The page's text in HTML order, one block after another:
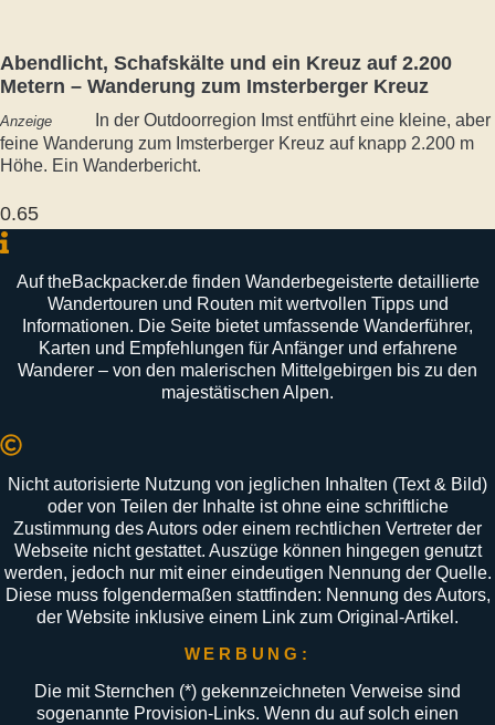
Abendlicht, Schafskälte und ein Kreuz auf 2.200
Metern – Wanderung zum Imsterberger Kreuz
Anzeige
In der Outdoorregion Imst entführt eine kleine, aber
feine Wanderung zum Imsterberger Kreuz auf knapp 2.200 m
Höhe. Ein Wanderbericht.
Auf theBackpacker.de finden Wanderbegeisterte detaillierte
Wandertouren und Routen mit wertvollen Tipps und
Informationen. Die Seite bietet umfassende Wanderführer,
Karten und Empfehlungen für Anfänger und erfahrene
Wanderer – von den malerischen Mittelgebirgen bis zu den
majestätischen Alpen.
Nicht autorisierte Nutzung von jeglichen Inhalten (Text & Bild)
oder von Teilen der Inhalte ist ohne eine schriftliche
Zustimmung des Autors oder einem rechtlichen Vertreter der
Webseite nicht gestattet. Auszüge können hingegen genutzt
werden, jedoch nur mit einer eindeutigen Nennung der Quelle.
Diese muss folgendermaßen stattfinden: Nennung des Autors,
der Website inklusive einem Link zum Original-Artikel.
WERBUNG:
Die mit Sternchen (*) gekennzeichneten Verweise sind
sogenannte Provision-Links. Wenn du auf solch einen